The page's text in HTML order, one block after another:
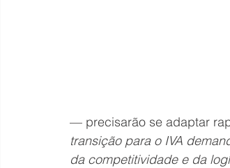
— precisarão se adaptar
transição para o IVA
da competitividade e da